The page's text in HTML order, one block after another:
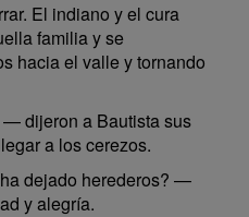
El indiano y el cura
familia y se
hacia el valle y tornando
— dijeron a Bautista sus
a los cerezos.
dejado herederos? —
y alegría.